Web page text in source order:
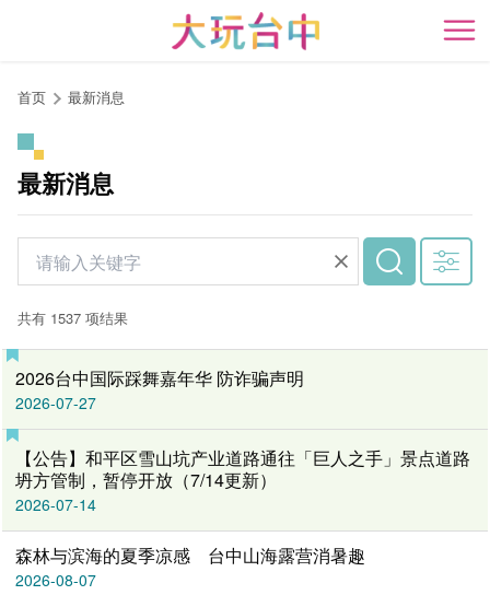
开
首页 最新消息
最新消息
共有 1537 项结果
2026台中国际踩舞嘉年华 防诈骗声明
2026-07-27
【公告】和平区雪山坑产业道路通往「巨人之手」景点道路
坍方管制，暂停开放（7/14更新）
2026-07-14
森林与滨海的夏季凉感 台中山海露营消暑趣
2026-08-07